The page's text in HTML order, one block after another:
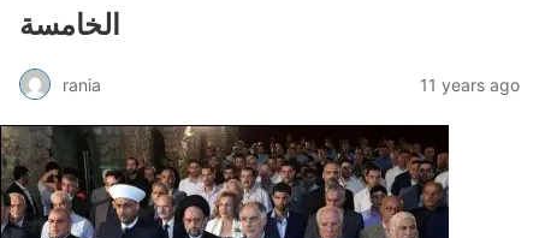
الخامسة
rania 11 years ago